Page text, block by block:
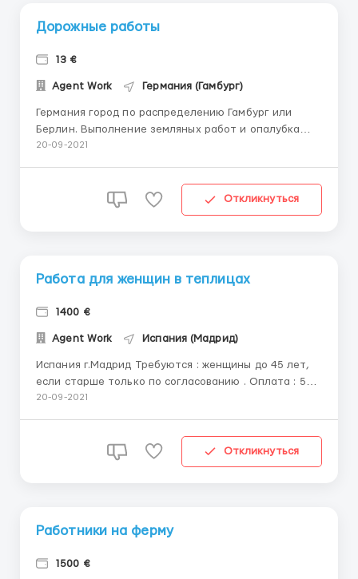
Дорожные работы
13 €
Agent Work Германия (Гамбург)
Германия город по распределению Гамбург или
Берлин. Выполнение земляных работ и опалубка
котлованов. Засыпка и уплотнение грунтовых масс
подземных вод. Устройство дренажа проезжей
20-09-2021
Откликнуться
Работа для женщин в теплицах
1400 €
Agent Work Испания (Мадрид)
Испания г.Мадрид Требуются : женщины до 45 лет,
если старше только по согласованию . Оплата : 5
евро/час, 1400 евро/месяц График : работа по 11-12
в комнате проживают по 2-3 человека.Кому...
20-09-2021
Откликнуться
Работники на ферму
1500 €